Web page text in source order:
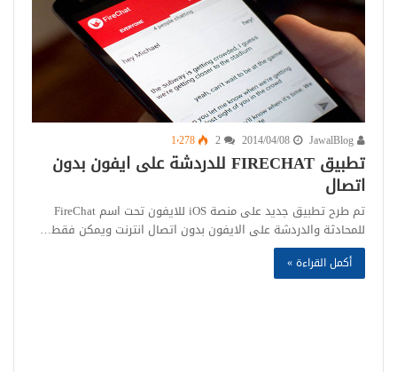
2014/04/08 1٬278
تطبيق FIRECHAT للدردشة على ايفون بدون
اتصال
تم طرح تطبيق جديد على منصة iOS للايفون تحت اسم FireChat
للمحادثة والدردشة على الايفون بدون اتصال انترنت ويمكن فقط…
أكمل القراءة »